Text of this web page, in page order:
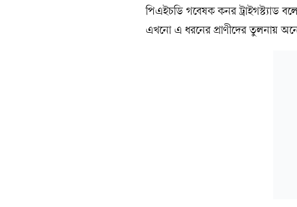
পিএইচডি গবেষক কনর ট্রাইগস্ট্যাড
এখনো এ ধরনের প্রাণীদের তুলনায়